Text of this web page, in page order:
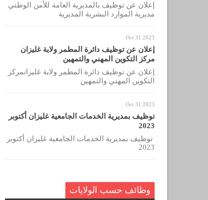
إعلان عن توظيف بالمديرية العامة للأمن الوطني
مديرية الموارد البشرية المديرية
Oct 31 2023
إعلان عن توظيف دائرة المطمر ولاية غليزان
مركز التكوين المهني والتمهين
إعلان عن توظيف دائرة المطمر ولاية غليزانمركز
التكوين المهني والتمهين
Oct 31 2023
توظيف بمديرية الخدمات الجامعية غليزان أكتوبر
2023
توظيف بمديرية الخدمات الجامعية غليزان أكتوبر
2023
وظائف حسب الولايات